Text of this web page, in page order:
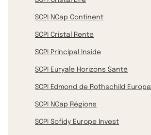
SCPI NCap Continent
SCPI Cristal Rente
SCPI Principal Inside
SCPI Euryale Horizons Santé
SCPI Edmond de Rothschild Europa
SCPI NCap Régions
SCPI Sofidy Europe Invest